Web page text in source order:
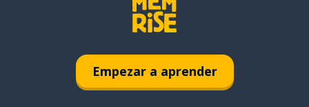
Empezar a aprender